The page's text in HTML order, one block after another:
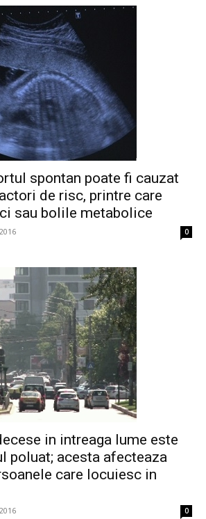
spontan poate fi cauzat
de risc, printre care
sau bolile metabolice
0
in intreaga lume este
poluat; acesta afecteaza
care locuiesc in
0